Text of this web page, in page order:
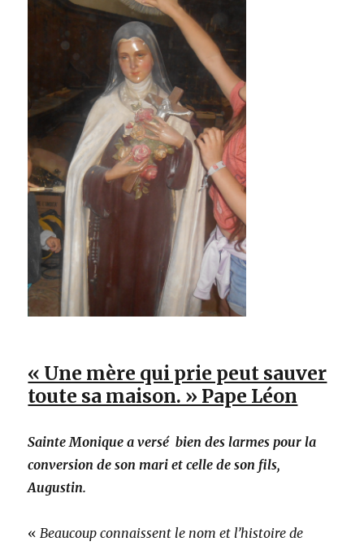
« Une mère qui prie peut sauver
toute sa maison. » Pape Léon
Sainte Monique a versé bien des larmes pour la
conversion de son mari et celle de son fils,
Augustin.
« Beaucoup connaissent le nom et l’histoire de